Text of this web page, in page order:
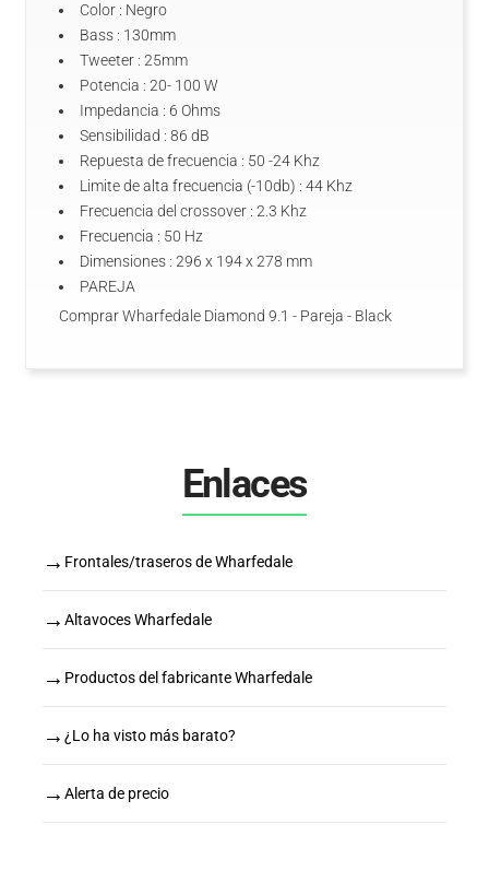
Color : Negro
Bass : 130mm
Tweeter : 25mm
Potencia : 20- 100 W
Impedancia : 6 Ohms
Sensibilidad : 86 dB
Repuesta de frecuencia : 50 -24 Khz
Limite de alta frecuencia (-10db) : 44 Khz
Frecuencia del crossover : 2.3 Khz
Frecuencia : 50 Hz
Dimensiones : 296 x 194 x 278 mm
PAREJA
Comprar Wharfedale Diamond 9.1 - Pareja - Black
Enlaces
→ Frontales/traseros de Wharfedale
→ Altavoces Wharfedale
→ Productos del fabricante Wharfedale
→ ¿Lo ha visto más barato?
→ Alerta de precio